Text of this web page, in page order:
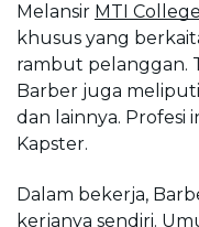
Melansir MTI College
khusus yang
rambut pelanggan.
Barber juga
dan lainnya. Profesi
Kapster.
Dalam bekerja,
kerjanya sendiri.